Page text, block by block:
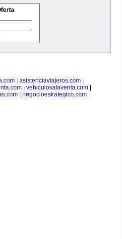
| asistenciaviajeros.com|
vehiculosalaventa.com
| negocioestrategico.com|